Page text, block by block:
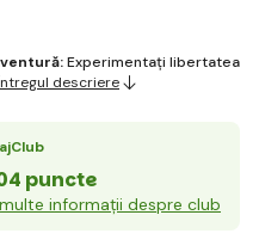
Experimentați libertatea
descriere
puncte
informații despre club